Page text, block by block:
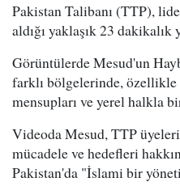
Pakistan Talibanı (TTP),
aldığı yaklaşık 23
Görüntülerde Mesud'un
farklı bölgelerinde,
mensupları ve yerel halkla
Videoda Mesud, TTP
mücadele ve hedefleri
Pakistan'da "İslami bir